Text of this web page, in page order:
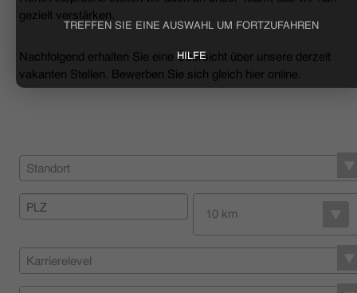
TREFFEN SIE EINE AUSWAHL UM FORTZUFAHREN
HILFE
UNTERNEHMEN
NACHHALTIGKEIT
HÄNDLERSUCHE
gezielt verstärken.
Nachfolgend erhalten Sie eine Übersicht über unsere derzeit
vakanten Stellen. Bewerben Sie sich gleich hier online.
Standort
10 km
Karrierelevel